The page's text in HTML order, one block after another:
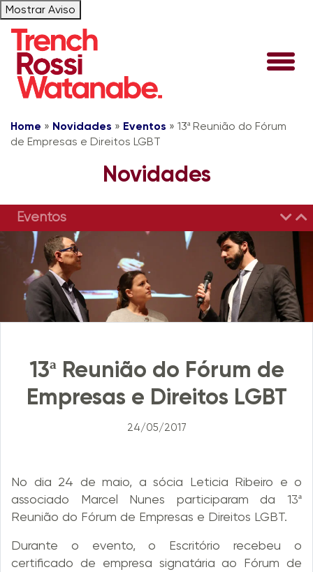
Mostrar Aviso
Home » Novidades » Eventos » 13ª Reunião do Fórum
de Empresas e Direitos LGBT
Novidades
Eventos
13ª Reunião do Fórum de
Empresas e Direitos LGBT
24/05/2017
No dia 24 de maio, a sócia Leticia Ribeiro e o
associado Marcel Nunes participaram da 13ª
Reunião do Fórum de Empresas e Direitos LGBT.
Durante o evento, o Escritório recebeu o
certificado de empresa signatária ao Fórum de